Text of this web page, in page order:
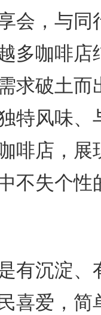
会，与同
多咖啡店
求破土而
特风味、
啡店，展
不失个性
沉淀、
喜爱，简